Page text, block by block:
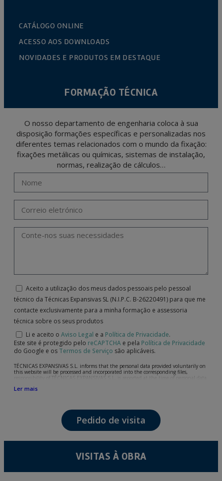
CATÁLOGO ONLINE
ACESSO AOS DOWNLOADS
NOVIDADES E PRODUTOS EM DESTAQUE
FORMAÇÃO TÉCNICA
O nosso departamento de engenharia coloca à sua
disposição formações específicas e personalizadas nos
diferentes temas relacionados com o mundo da fixação:
fixações metálicas ou químicas, sistemas de instalação,
normas, realização de cálculos…
Aceito a utilização dos meus dados pessoais pelo pessoal
técnico da Técnicas Expansivas SL (N.I.P.C. B-26220491) para que me
contacte exclusivamente para a minha formação e assessoria
técnica sobre os seus produtos
Li e aceito o Aviso Legal e a Política de Privacidade.
Este site é protegido pelo reCAPTCHA e pela Política de Privacidade
do Google e os Termos de Serviço são aplicáveis.
TÉCNICAS EXPANSIVAS S.L. informs that the personal data provided voluntarily on
this website will be processed and incorporated into the corresponding files,
responsibility of TÉCNICAS EXPANSIVAS S.L, is reported at the time of personal data
following: attention to your referred request, complaint or question, established
The data in our files are strictly confidential and shall be treated with the utmost
confidentiality and shall comply with all the requirements provided for the General
Data Protection Regulation (GDPR) 2016.
level personal data, such as those relating to health, as they are not encoded or
encrypted. Should these details be sent, it is done so under your sole responsibility.
and opposition under the provisions of the General Data Protection Regulation
Ler mais
Pedido de visita
VISITAS À OBRA